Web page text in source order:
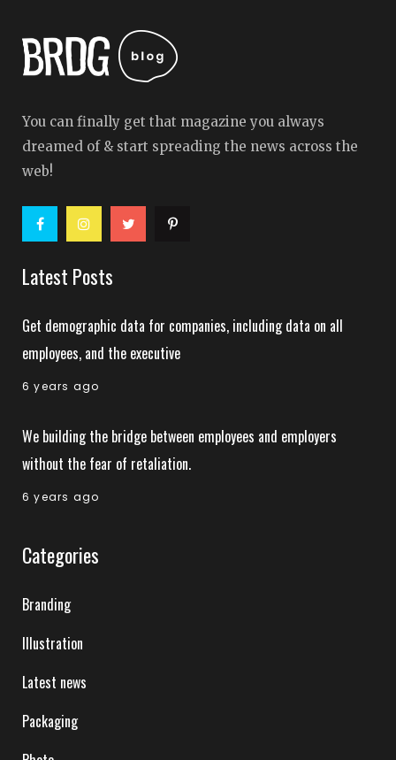
You can finally get that magazine you always
dreamed of & start spreading the news across the
web!
Latest Posts
Get demographic data for companies, including data on all
employees, and the executive
6 years ago
We building the bridge between employees and employers
without the fear of retaliation.
6 years ago
Categories
Branding
Illustration
Latest news
Packaging